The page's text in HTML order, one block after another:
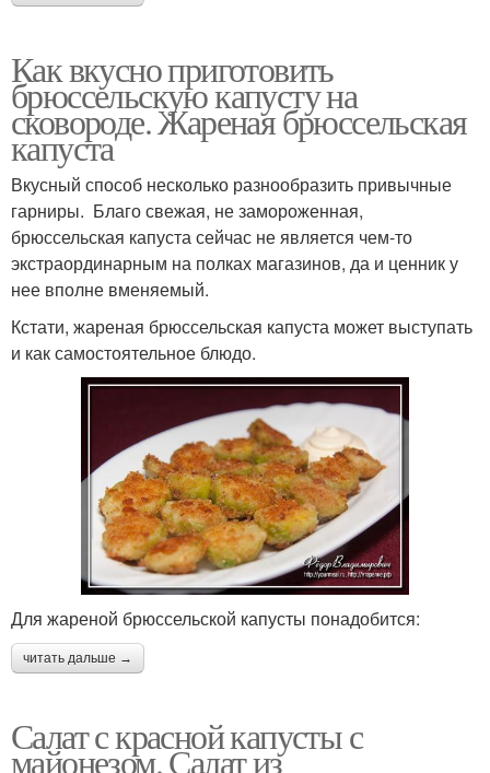
Как вкусно приготовить
брюссельскую капусту на
сковороде. Жареная брюссельская
капуста
Вкусный способ несколько разнообразить привычные
гарниры. Благо свежая, не замороженная,
брюссельская капуста сейчас не является чем-то
экстраординарным на полках магазинов, да и ценник у
нее вполне вменяемый.
Кстати, жареная брюссельская капуста может выступать
и как самостоятельное блюдо.
Для жареной брюссельской капусты понадобится:
читать дальше →
Салат с красной капусты с
майонезом. Салат из